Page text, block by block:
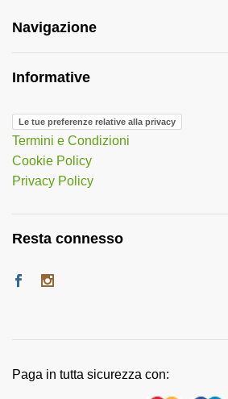
Navigazione
Informative
Le tue preferenze relative alla privacy
Termini e Condizioni
Cookie Policy
Privacy Policy
Resta connesso
Paga in tutta sicurezza con: